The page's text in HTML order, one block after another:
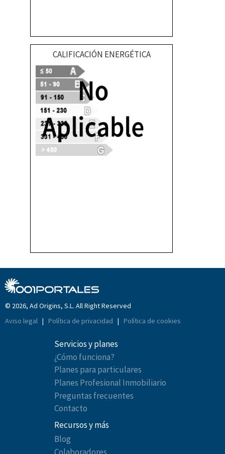
CALIFICACIÓN ENERGÉTICA
© 2026, Ad Origins, S.L. All Right Reserved
Aviso legal | Política de privacidad | Política de cookies
Servicios y planes
¿Cómo funciona?
Planes para particulares
Planes Profesional Inmobiliario
Preguntas frecuentes
Contacto
Recursos y más
Blog